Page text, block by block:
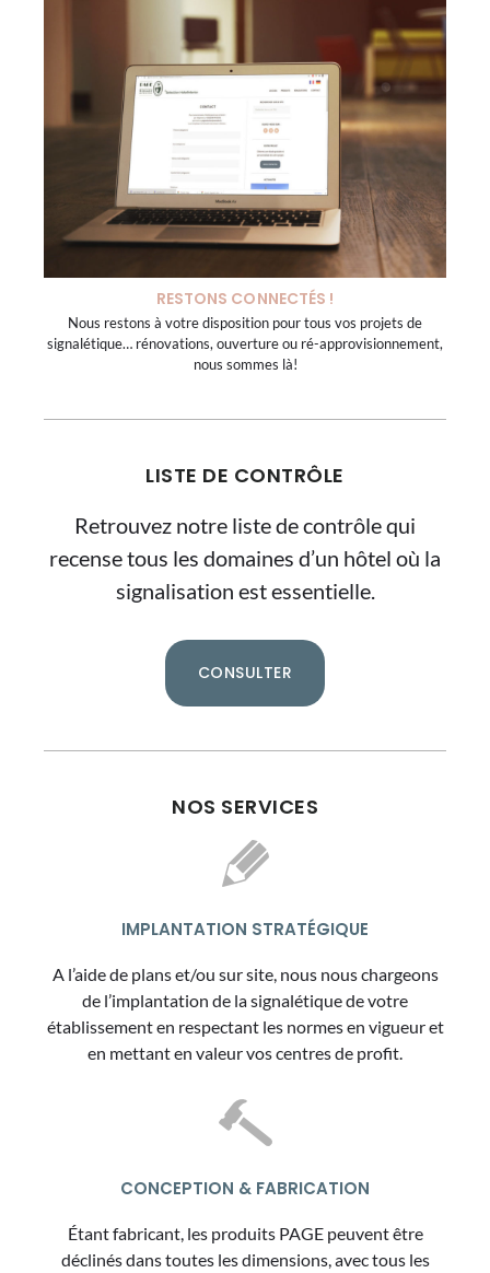
RESTONS CONNECTÉS !
Nous restons à votre disposition pour tous vos projets de
signalétique… rénovations, ouverture ou ré-approvisionnement,
nous sommes là!
LISTE DE CONTRÔLE
Retrouvez notre liste de contrôle qui
recense tous les domaines d’un hôtel où la
signalisation est essentielle.
CONSULTER
NOS SERVICES
IMPLANTATION STRATÉGIQUE
A l’aide de plans et/ou sur site, nous nous chargeons
de l’implantation de la signalétique de votre
établissement en respectant les normes en vigueur et
en mettant en valeur vos centres de profit.
CONCEPTION & FABRICATION
Étant fabricant, les produits PAGE peuvent être
déclinés dans toutes les dimensions, avec tous les